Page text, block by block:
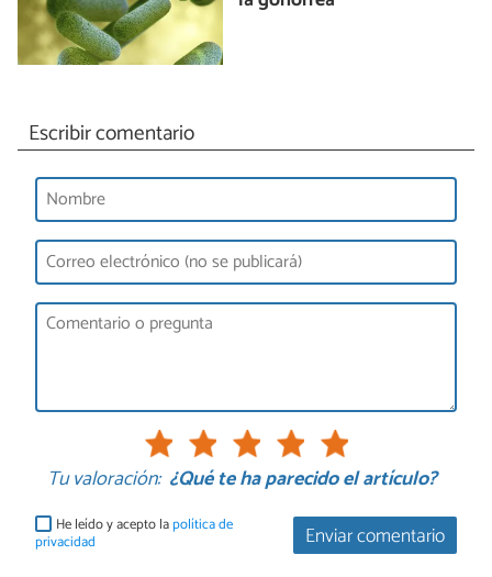
Escribir comentario
Tu valoración: ¿Qué te ha parecido el artículo?
Enviar comentario
He leído y acepto lapolítica de
privacidad